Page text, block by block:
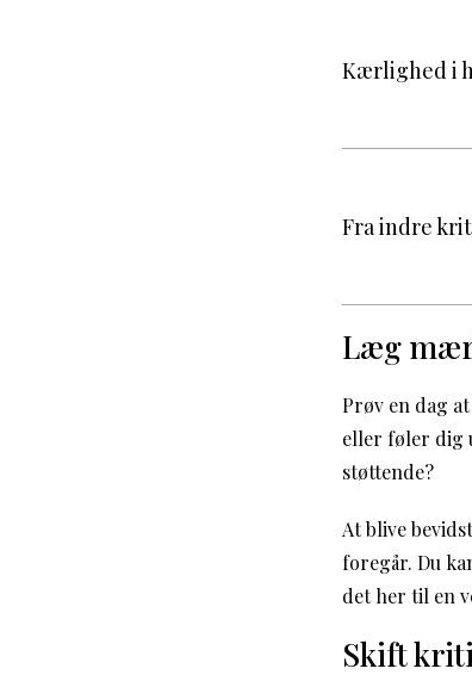
Kærlighed i
Fra indre
Læg
Prøv en dag
eller føler dig
støttende?
At blive
foregår. Du
det her til en
Skift